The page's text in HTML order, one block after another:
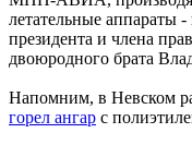
летательные
президента и члена
двоюродного брата
Напомним, в Невском
горел ангар с